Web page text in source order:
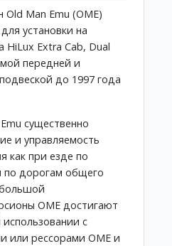
Man Emu (OME)
установки на
Extra Cab, Dual
передней и
до 1997 года
существенно
и управляемость
как при езде по
дорогам общего
OME достигают
с
или рессорами OME и